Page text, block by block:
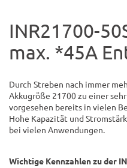
INR21700-
max. *45A
Durch Streben nach immer
Akkugröße 21700 zu einer
vorgesehen bereits in vielen
Hohe Kapazität und
bei vielen Anwendungen.
Wichtige Kennzahlen zu der